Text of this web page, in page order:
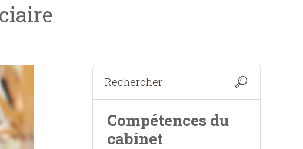
Compétences du
cabinet